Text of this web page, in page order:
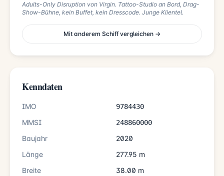
Adults-Only Disruption von Virgin. Tattoo-Studio an Bord, Drag-
Show-Bühne, kein Buffet, kein Dresscode. Junge Klientel.
Mit anderem Schiff vergleichen →
Kenndaten
IMO 9784430
MMSI 248860000
Baujahr
2020
Länge
277.95 m
Breite
38.00 m